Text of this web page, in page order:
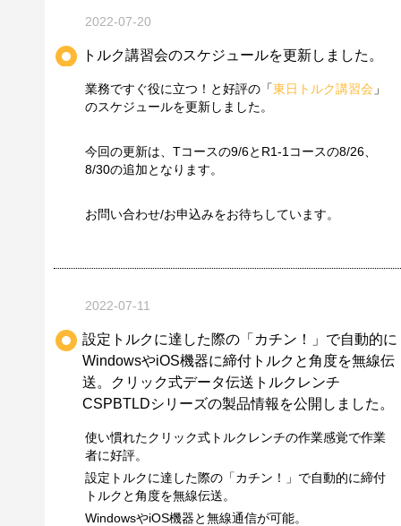
2022-07-20
トルク講習会のスケジュールを更新しました。
業務ですぐ役に立つ！と好評の「東日トルク講習会 」
のスケジュールを更新しました。
今回の更新は、Tコースの9/6とR1-1コースの8/26、
8/30の追加となります。
お問い合わせ/お申込みをお待ちしています。
2022-07-11
設定トルクに達した際の「カチン！」で自動的に
WindowsやiOS機器に締付トルクと角度を無線伝
送。クリック式データ伝送トルクレンチ
CSPBTLDシリーズの製品情報を公開しました。
使い慣れたクリック式トルクレンチの作業感覚で作業
者に好評。
設定トルクに達した際の「カチン！」で自動的に締付
トルクと角度を無線伝送。
WindowsやiOS機器と無線通信が可能。